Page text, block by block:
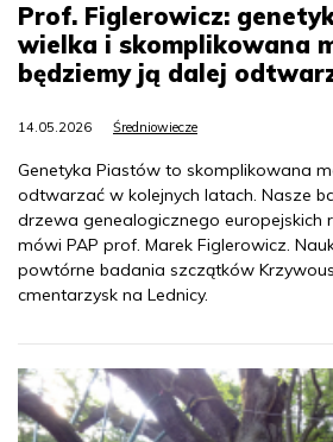
Prof. Figlerowicz:
wielka i skomplikowana
będziemy ją dalej
14.05.2026 Średniowiecze
Genetyka Piastów to skomplikowana
odtwarzać w kolejnych latach. Nasze
drzewa genealogicznego europejskich
mówi PAP prof. Marek Figlerowicz.
powtórne badania szczątków
cmentarzysk na Lednicy.